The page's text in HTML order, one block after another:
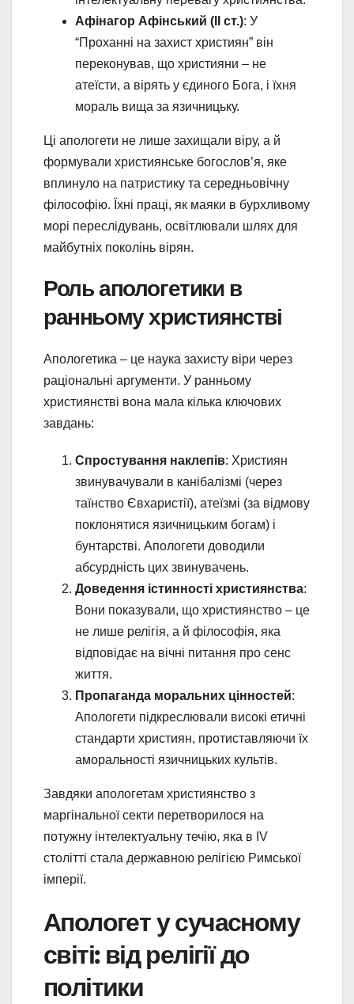
Афінагор Афінський (II ст.): У
“Проханні на захист християн” він
переконував, що християни – не
атеїсти, а вірять у єдиного Бога, і їхня
мораль вища за язичницьку.
Ці апологети не лише захищали віру, а й
формували християнське богослов’я, яке
вплинуло на патристику та середньовічну
філософію. Їхні праці, як маяки в бурхливому
морі переслідувань, освітлювали шлях для
майбутніх поколінь вірян.
Роль апологетики в
ранньому християнстві
Апологетика – це наука захисту віри через
раціональні аргументи. У ранньому
християнстві вона мала кілька ключових
завдань:
Спростування наклепів: Християн
звинувачували в канібалізмі (через
таїнство Євхаристії), атеїзмі (за відмову
поклонятися язичницьким богам) і
бунтарстві. Апологети доводили
абсурдність цих звинувачень.
Доведення істинності християнства:
Вони показували, що християнство – це
не лише релігія, а й філософія, яка
відповідає на вічні питання про сенс
життя.
Пропаганда моральних цінностей:
Апологети підкреслювали високі етичні
стандарти християн, протиставляючи їх
аморальності язичницьких культів.
Завдяки апологетам християнство з
маргінальної секти перетворилося на
потужну інтелектуальну течію, яка в IV
столітті стала державною релігією Римської
імперії.
Апологет у сучасному
світі: від релігії до
політики